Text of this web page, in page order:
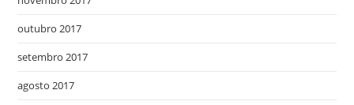
outubro 2017
setembro 2017
agosto 2017